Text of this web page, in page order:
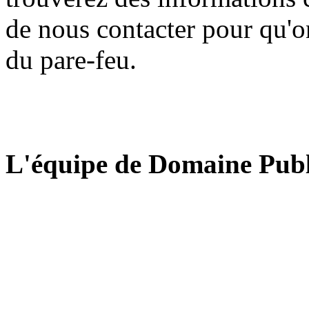
de nous contacter pour
du pare-feu.
L'équipe de Domaine